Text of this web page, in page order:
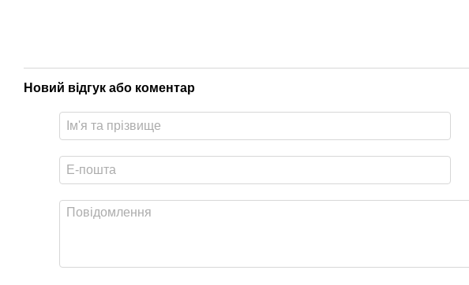
Новий відгук або коментар